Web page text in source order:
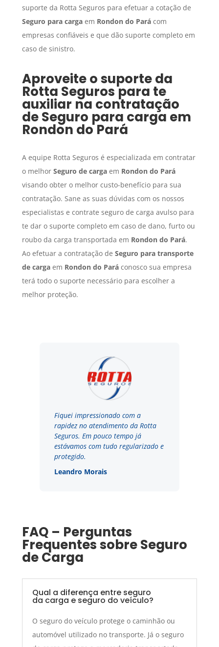
suporte da Rotta Seguros para efetuar a cotação de
Seguro para cargaem Rondon do Parácom
empresas confiáveis e que dão suporte completo em
caso de sinistro.
Aproveite o suporte da
Rotta Seguros para te
auxiliar na contratação
deSeguro para carga em
Rondon do Pará
A equipe Rotta Seguros é especializada em contratar
o melhor Seguro de cargaem Rondon do Pará
visando obter o melhor custo-benefício para sua
contratação. Sane as suas dúvidas com os nossos
especialistas e contrate seguro de carga avulso para
te dar o suporte completo em caso de dano, furto ou
roubo da carga transportada em Rondon do Pará.
Ao efetuar a contratação de Seguro para transporte
de cargaem Rondon do Paráconosco sua empresa
terá todo o suporte necessário para escolher a
melhor proteção.
Fiquei impressionado com a
rapidez no atendimento da Rotta
Seguros. Em pouco tempo já
estávamos com tudo regularizado e
protegido.
Leandro Morais
FAQ – Perguntas
Frequentes sobre Seguro
de Carga
Qual a diferença entre seguro
da carga e seguro do veículo?
O seguro do veículo protege o caminhão ou
automóvel utilizado no transporte. Já o seguro